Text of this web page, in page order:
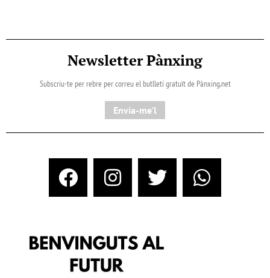
Newsletter Pànxing
Subscriu-te per rebre per correu el butlletí gratuït de Pànxing.net​
Envia-me'l